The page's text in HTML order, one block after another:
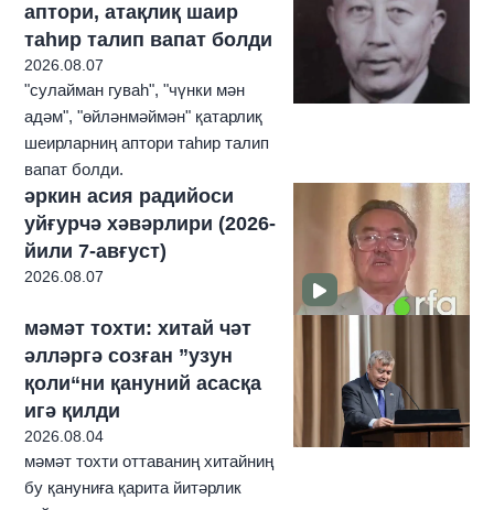
аптори, атақлиқ шаир
таһир талип вапат болди
2026.08.07
"сулайман гуваһ", "чүнки мән
адәм", "өйләнмәймән" қатарлиқ
шеирларниң аптори таһир талип
вапат болди.
әркин асия радийоси
уйғурчә хәвәрлири (2026-
йили 7-авғуст)
2026.08.07
мәмәт тохти: хитай чәт
әлләргә созған ”узун
қоли“ни қануний асасқа
игә қилди
2026.08.04
мәмәт тохти оттаваниң хитайниң
бу қануниға қарита йитәрлик